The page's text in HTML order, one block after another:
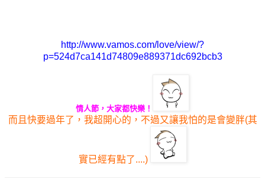
http://www.vamos.com/love/view/?
p=524d7ca141d74809e889371dc692bcb3
情人節，大家都快樂！
而且快要過年了，我超開心的，不過又讓我怕的是會變胖(其
實已經有點了....)